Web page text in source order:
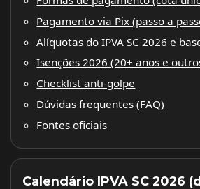
Pagamento via Pix (passo a
Alíquotas do IPVA SC 2026 e
Isenções 2026 (20+ anos e
Checklist anti-golpe
Dúvidas frequentes (FAQ)
Fontes oficiais
Calendário IPVA SC 2026